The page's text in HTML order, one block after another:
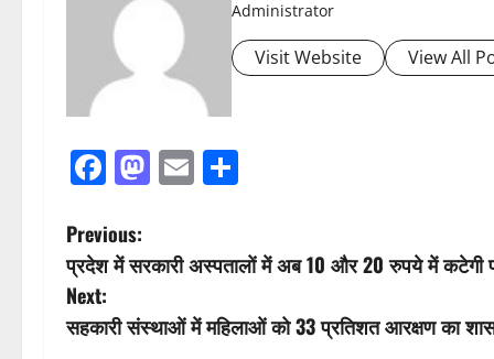
Administrator
Visit Website View All
Facebook
Mastodon
Email
P
o
s
Previous:
प्रदेश में सरकारी अस्पतालों में अब 10 और 20 रुपये में कटेगी
Next:
सहकारी संस्थाओं में महिलाओं को 33 प्रतिशत आरक्षण का